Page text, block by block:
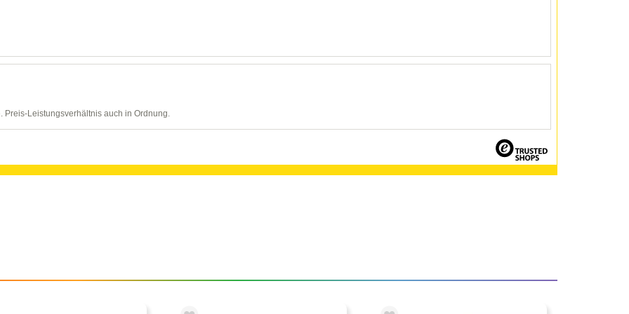
Preis-Leistungsverhältnis auch in Ordnung.